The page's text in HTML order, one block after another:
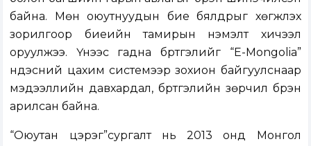
байна. Мөн оюутнуудын бие бялдрыг хөгжүүлэх
зорилгоор биеийн тамирын нэмэлт хичээл
оруулжээ. Үүнээс гадна бүртгэлийг “E-Mongolia”
үндэсний цахим системээр зохион байгуулснаар
мэдээллийн давхардал, бүртгэлийн зөрчил бүрэн
арилсан байна.
“Оюутан цэрэг”сургалт нь 2013 онд Монгол